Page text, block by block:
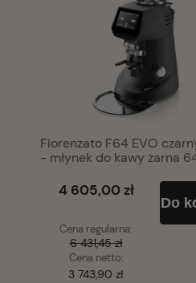
Fiorenzato F64 EVO
- młynek do kawy żarna
4 605,00 zł
Cena regularna:
6 431,45 zł
Cena netto:
3 743,90 zł
Do
Coccole BANCHA
herbata zielona